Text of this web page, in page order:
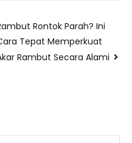
Rontok Parah? Ini
Tepat Memperkuat
Rambut Secara Alami